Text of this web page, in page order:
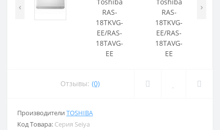
‹ ›
Отзывы: (0)
Производители TOSHIBA
Код Товара: Серия Seiya